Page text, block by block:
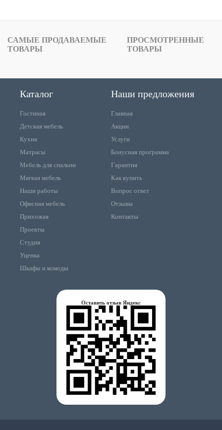
САМЫЕ ПРОДАВАЕМЫЕ
ТОВАРЫ
ПРОСМОТРЕННЫЕ
ТОВАРЫ
Каталог
Гостиная
Детская мебель
Кухня
Матрасы
Мебель для спальни
Мягкая мебель
Наши работы
Офисная мебель
Прихожая
Проекты
Студия
Уценка
Шкафы и комоды
Наши предложения
Главная
Акции
Услуги
Бонусная программа
Гарантия
Как купить
Вопрос ответ
Отзывы
Контакты
Оставить отзыв Яндекс